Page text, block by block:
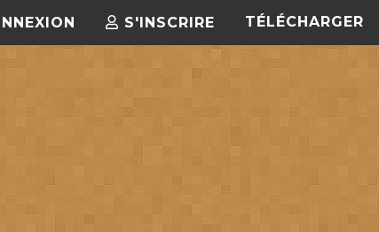
TÉLÉCHARGER
S'INSCRIRE